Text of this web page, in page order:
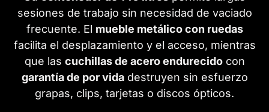
sesiones de trabajo sin necesidad de vaciado
frecuente. El mueble metálico con ruedas
facilita el desplazamiento y el acceso, mientras
que las cuchillas de acero endurecidocon
garantía de por vidadestruyen sin esfuerzo
grapas, clips, tarjetas o discos ópticos.